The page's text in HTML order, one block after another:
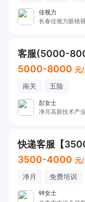
佳视力
客服(5000-
5000-8000 元/
南关 五险
彭女士
3500-4000 元/
净月 免费培训
钟女士